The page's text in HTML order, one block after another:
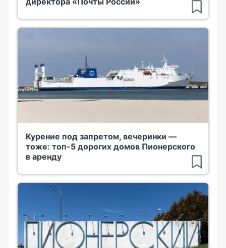
Курение под запретом, вечеринки —
тоже: топ-5 дорогих домов Пионерского
в аренду